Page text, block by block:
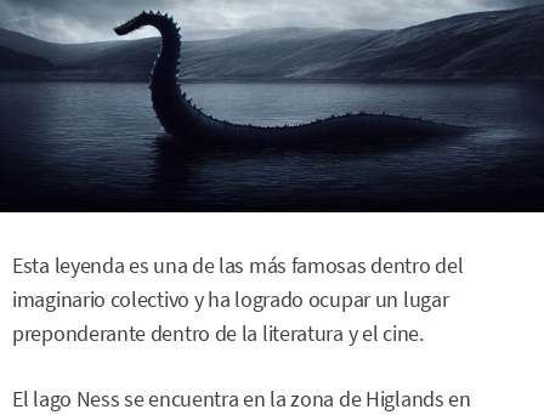
Esta leyenda es una de las más famosas dentro del
imaginario colectivo y ha logrado ocupar un lugar
preponderante dentro de la literatura y el cine.
El lago Ness se encuentra en la zona de Higlands en